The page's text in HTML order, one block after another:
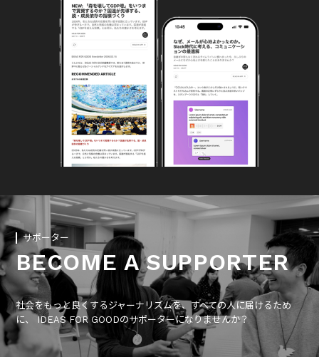
サポーター
BECOME A SUPPORTER
社会をもっと良くするジャーナリズムを、すべての人に届けるため
に、 IDEAS FOR GOODのサポーターになりませんか？